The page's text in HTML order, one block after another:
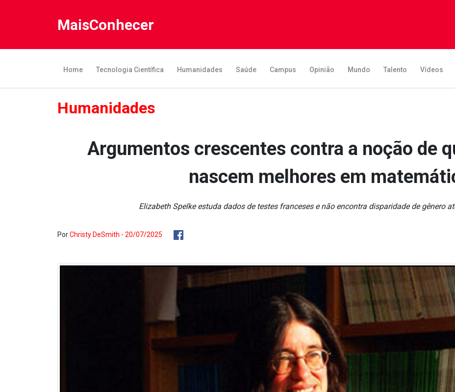
MaisConhecer
Home Tecnologia Científica Humanidades Saúde Campus Opinião Mundo Talento Vídeos
Humanidades
Argumentos crescentes contra a noção de
nascem melhores em
Elizabeth Spelke estuda dados de testes franceses e não encontra disparidade de gênero
PorChristy DeSmith - 20/07/2025